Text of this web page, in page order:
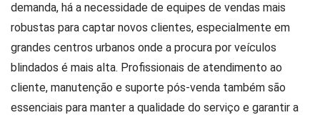
demanda, há a necessidade de equipes de vendas mais
robustas para captar novos clientes, especialmente em
grandes centros urbanos onde a procura por veículos
blindados é mais alta. Profissionais de atendimento ao
cliente, manutenção e suporte pós-venda também são
essenciais para manter a qualidade do serviço e garantir a